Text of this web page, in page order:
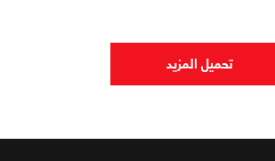
تحميل المزيد